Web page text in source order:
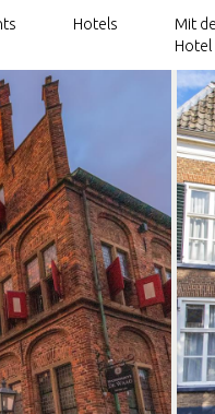
Wander-Arrangements
oder zu Fuß von Hotel zu
Hotel
Hotels
Mit
Hotel